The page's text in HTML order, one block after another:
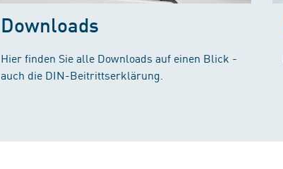
Downloads
Hier finden Sie alle Downloads auf einen Blick -
auch die DIN-Beitrittserklärung.